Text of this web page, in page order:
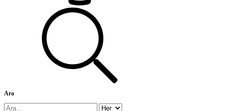
Ara